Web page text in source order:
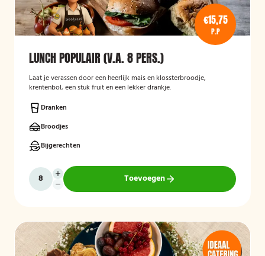
€15,75
P.P
LUNCH POPULAIR (V.A. 8 PERS.)
Laat je verassen door een heerlijk mais en klossterbroodje,
krentenbol, een stuk fruit en een lekker drankje.
Dranken
Broodjes
Bijgerechten
Toevoegen